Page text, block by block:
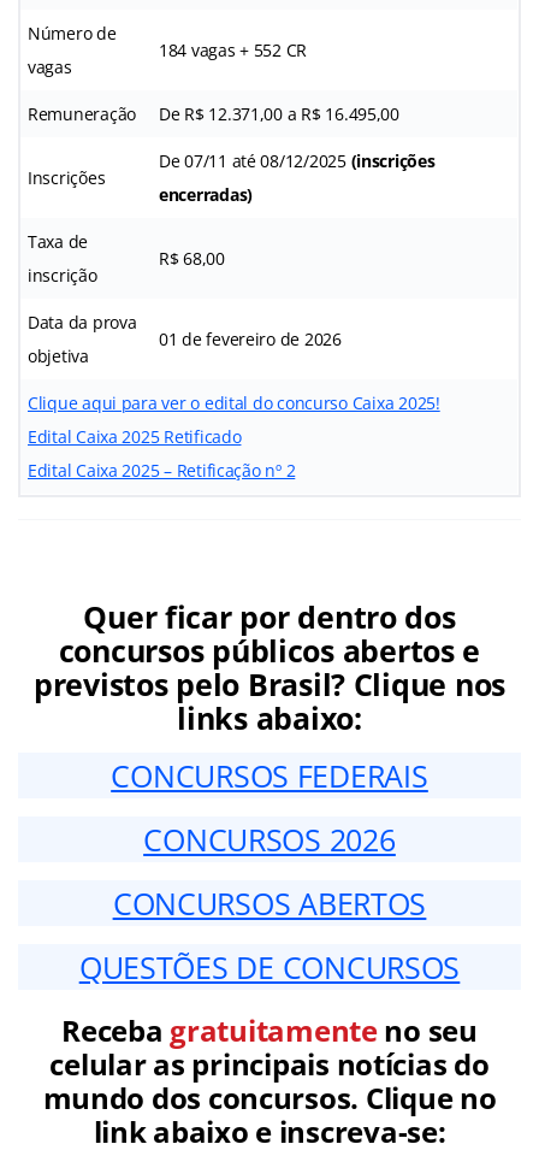
Número de
vagas
184 vagas + 552 CR
Remuneração De R$ 12.371,00 a R$ 16.495,00
Inscrições
De 07/11 até 08/12/2025 (inscrições
encerradas)
Taxa de
inscrição
R$ 68,00
Data da prova
objetiva
01 de fevereiro de 2026
Clique aqui para ver o edital do concurso Caixa 2025!
Edital Caixa 2025 Retificado
Edital Caixa 2025 – Retificação nº 2
Quer ficar por dentro dos
concursos públicos abertos e
previstos pelo Brasil? Clique nos
links abaixo:
CONCURSOS FEDERAIS
CONCURSOS 2026
CONCURSOS ABERTOS
QUESTÕES DE CONCURSOS
Receba gratuitamenteno seu
celular as principais notícias do
mundo dos concursos. Clique no
link abaixo e inscreva-se: